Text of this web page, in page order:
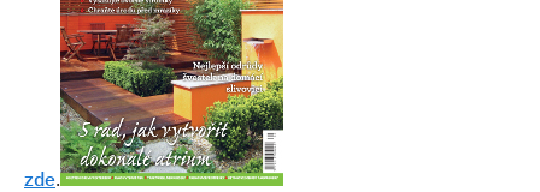
zde.